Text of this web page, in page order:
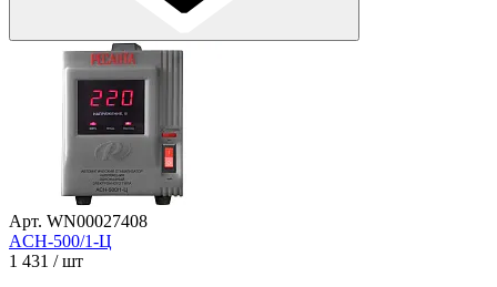
Арт. WN00027408
ACH-500/1-Ц
1 431 / шт